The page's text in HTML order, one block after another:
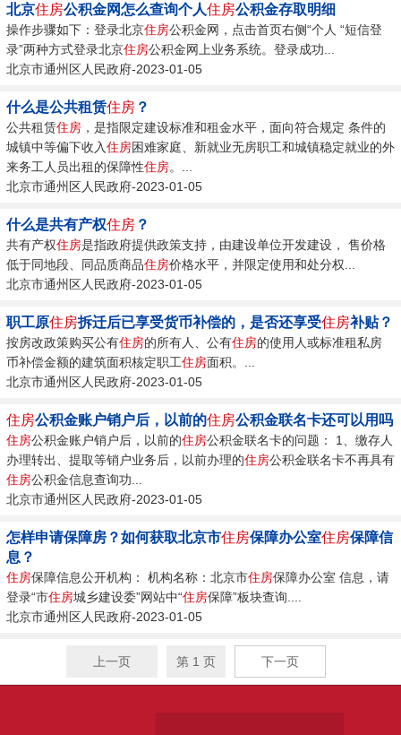
北京住房公积金网怎么查询个人住房公积金存取明细
操作步骤如下：登录北京住房公积金网，点击首页右侧“个人 “短信登
录”两种方式登录北京住房公积金网上业务系统。登录成功...
北京市通州区人民政府-2023-01-05
什么是公共租赁住房 ？
公共租赁住房 ，是指限定建设标准和租金水平，面向符合规定 条件的
城镇中等偏下收入住房困难家庭、新就业无房职工和城镇稳定就业的外
来务工人员出租的保障性住房。...
北京市通州区人民政府-2023-01-05
什么是共有产权住房 ？
共有产权住房是指政府提供政策支持，由建设单位开发建设， 售价格
低于同地段、同品质商品住房价格水平，并限定使用和处分权...
北京市通州区人民政府-2023-01-05
职工原住房拆迁后已享受货币补偿的，是否还享受住房补贴？
按房改政策购买公有住房的所有人、公有住房的使用人或标准租私房
币补偿金额的建筑面积核定职工住房面积。...
北京市通州区人民政府-2023-01-05
住房公积金账户销户后，以前的住房公积金联名卡还可以用吗
住房公积金账户销户后，以前的住房公积金联名卡的问题： 1、缴存人
办理转出、提取等销户业务后，以前办理的住房公积金联名卡不再具有
住房公积金信息查询功...
北京市通州区人民政府-2023-01-05
怎样申请保障房？如何获取北京市住房保障办公室住房保障信
息？
住房保障信息公开机构： 机构名称：北京市住房保障办公室 信息，请
登录“市住房城乡建设委”网站中“住房保障”板块查询....
北京市通州区人民政府-2023-01-05
上一页 第 1 页 下一页